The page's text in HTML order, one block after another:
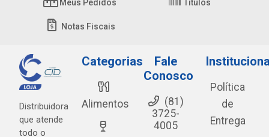
Meus Pedidos Títulos
Notas Fiscais
Distribuidora
que atende
todo o
Categorias
Alimentos
Fale
Conosco
(81)
3725-
4005
Política
de
Entrega